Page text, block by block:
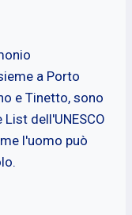
a Porto
e Tinetto, sono
dell'UNESCO
l'uomo può